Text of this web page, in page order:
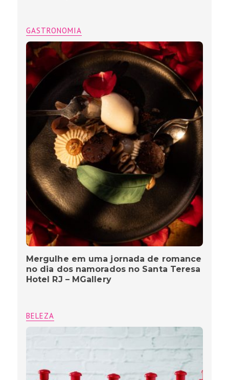
GASTRONOMIA
Mergulhe em uma jornada de romance
no dia dos namorados no Santa Teresa
Hotel RJ – MGallery
BELEZA